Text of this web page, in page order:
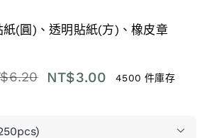
紙(圓)、透明貼紙(方)、橡皮章
6.20 NT$3.00 4500 件庫存
